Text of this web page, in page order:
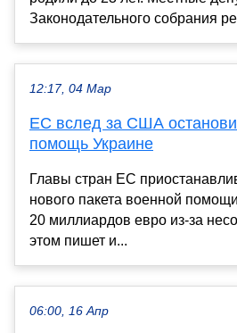
Законодательного собрания
12:17, 04 Мар
ЕС вслед за США
помощь Украине
Главы стран ЕС
нового пакета военной
20 миллиардов евро из-за
этом пишет и...
06:00, 16 Апр